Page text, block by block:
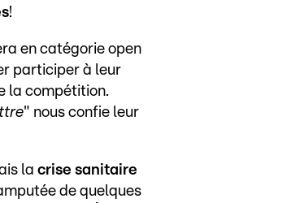
!
en catégorie open
participer à leur
la compétition.
" nous confie leur
la crise sanitaire
de quelques